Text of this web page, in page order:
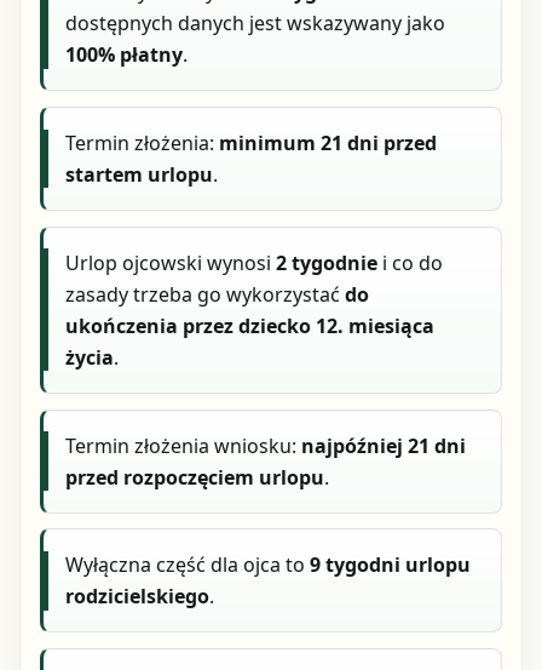
dostępnych danych jest wskazywany jako
100% płatny.
Termin złożenia: minimum 21 dni przed
startem urlopu.
Urlop ojcowski wynosi2 tygodnie i co do
zasady trzeba go wykorzystaćdo
ukończenia przez dziecko 12. miesiąca
życia.
Termin złożenia wniosku: najpóźniej 21 dni
przed rozpoczęciem urlopu.
Wyłączna część dla ojca to9 tygodni urlopu
rodzicielskiego.